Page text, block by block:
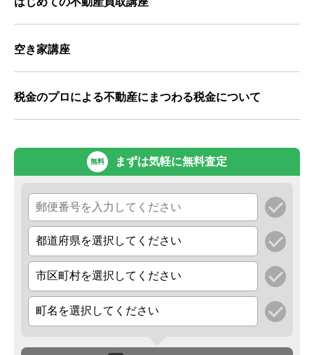
空き家講座
税金のプロによる不動産にまつわる税金について
無料 まずは気軽に無料査定